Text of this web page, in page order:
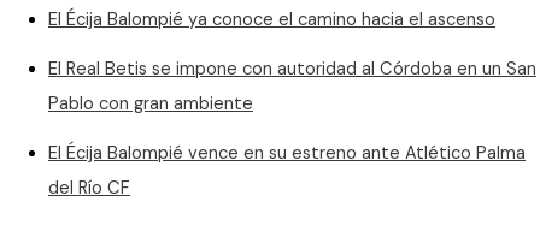
El Écija Balompié ya conoce el camino hacia el ascenso
El Real Betis se impone con autoridad al Córdoba en un San
Pablo con gran ambiente
El Écija Balompié vence en su estreno ante Atlético Palma
del Río CF